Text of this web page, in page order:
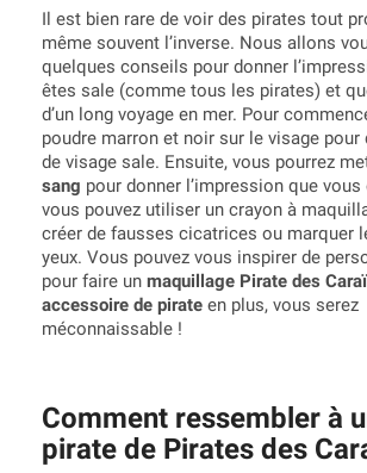
Il est bien rare de voir des pirates tout
même souvent l’inverse. Nous allons
quelques conseils pour donner
êtes sale (comme tous les pirates) et
d’un long voyage en mer. Pour
poudre marron et noir sur le visage pour
de visage sale. Ensuite, vous pourrez
sang pour donner l’impression que
vous pouvez utiliser un crayon à
créer de fausses cicatrices ou marquer
yeux. Vous pouvez vous inspirer de
pour faire un maquillage Pirate des
accessoire de pirate en plus, vous serez
méconnaissable !
Comment ressembler à
pirate de Pirates des